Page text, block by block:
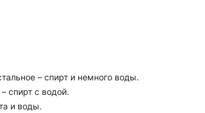
– спирт и немного воды.
спирт с водой.
и воды.